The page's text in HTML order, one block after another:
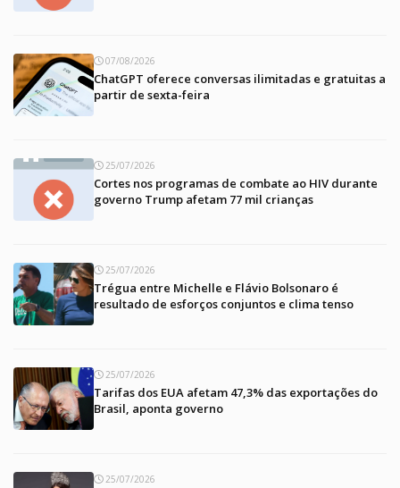
07/08/2026
ChatGPT oferece conversas ilimitadas e gratuitas a
partir de sexta-feira
25/07/2026
Cortes nos programas de combate ao HIV durante
governo Trump afetam 77 mil crianças
25/07/2026
Trégua entre Michelle e Flávio Bolsonaro é
resultado de esforços conjuntos e clima tenso
25/07/2026
Tarifas dos EUA afetam 47,3% das exportações do
Brasil, aponta governo
25/07/2026